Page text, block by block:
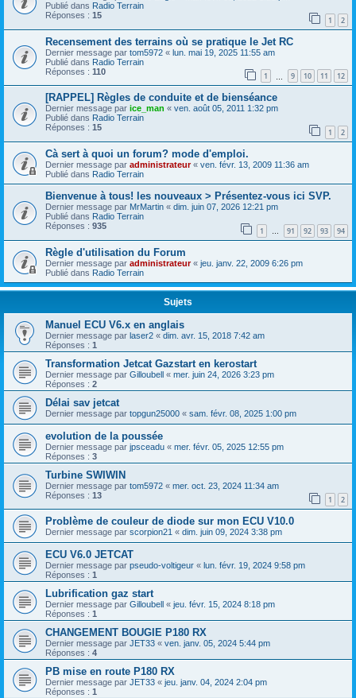
Publié dans Radio Terrain
Réponses : 15 1 2
Recensement des terrains où se pratique le Jet RC
Dernier message par tom5972 « lun. mai 19, 2025 11:55 am
Publié dans Radio Terrain
Réponses : 110 1 9 10 11 12
[RAPPEL] Règles de conduite et de bienséance
Dernier message par ice_man « ven. août 05, 2011 1:32 pm
Publié dans Radio Terrain
Réponses : 15 1 2
Cà sert à quoi un forum? mode d'emploi.
Dernier message par administrateur« ven. févr. 13, 2009 11:36 am
Publié dans Radio Terrain
Bienvenue à tous! les nouveaux > Présentez-vous ici SVP.
Dernier message par MrMartin « dim. juin 07, 2026 12:21 pm
Publié dans Radio Terrain
Réponses : 935 1 … 91 92 93 94
Règle d'utilisation du Forum
Dernier message par administrateur« jeu. janv. 22, 2009 6:26 pm
Publié dans Radio Terrain
Sujets
Manuel ECU V6.x en anglais
Dernier message par laser2 « dim. avr. 15, 2018 7:42 am
Réponses : 1
Transformation Jetcat Gazstart en kerostart
Dernier message par Gilloubell « mer. juin 24, 2026 3:23 pm
Réponses : 2
Délai sav jetcat
Dernier message par topgun25000 « sam. févr. 08, 2025 1:00 pm
evolution de la poussée
Dernier message par jpsceadu « mer. févr. 05, 2025 12:55 pm
Réponses : 3
Turbine SWIWIN
Dernier message par tom5972 « mer. oct. 23, 2024 11:34 am
Réponses : 13 1 2
Problème de couleur de diode sur mon ECU V10.0
Dernier message par scorpion21 « dim. juin 09, 2024 3:38 pm
ECU V6.0 JETCAT
Dernier message par pseudo-voltigeur « lun. févr. 19, 2024 9:58 pm
Réponses : 1
Lubrification gaz start
Dernier message par Gilloubell « jeu. févr. 15, 2024 8:18 pm
Réponses : 1
CHANGEMENT BOUGIE P180 RX
Dernier message par JET33 « ven. janv. 05, 2024 5:44 pm
Réponses : 4
PB mise en route P180 RX
Dernier message par JET33 « jeu. janv. 04, 2024 2:04 pm
Réponses : 1